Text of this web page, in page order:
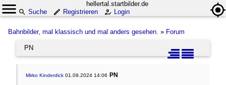
hellertal.startbilder.de
Suche
Registrieren Login
Bahnbilder, mal klassisch und mal anders gesehen. » Forum
PN
Mirko Kinderdick 01.09.2024 14:06 PN